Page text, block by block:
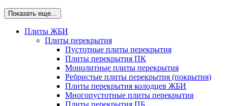
Показать еще...
Плиты ЖБИ
Плиты перекрытия
Пустотные плиты перекрытия
Плиты перекрытия ПК
Монолитные плиты перекрытия
Ребристые плиты перекрытия (покрытия)
Плиты перекрытия колодцев ЖБИ
Многопустотные плиты перекрытия
Плиты перекрытия ПБ